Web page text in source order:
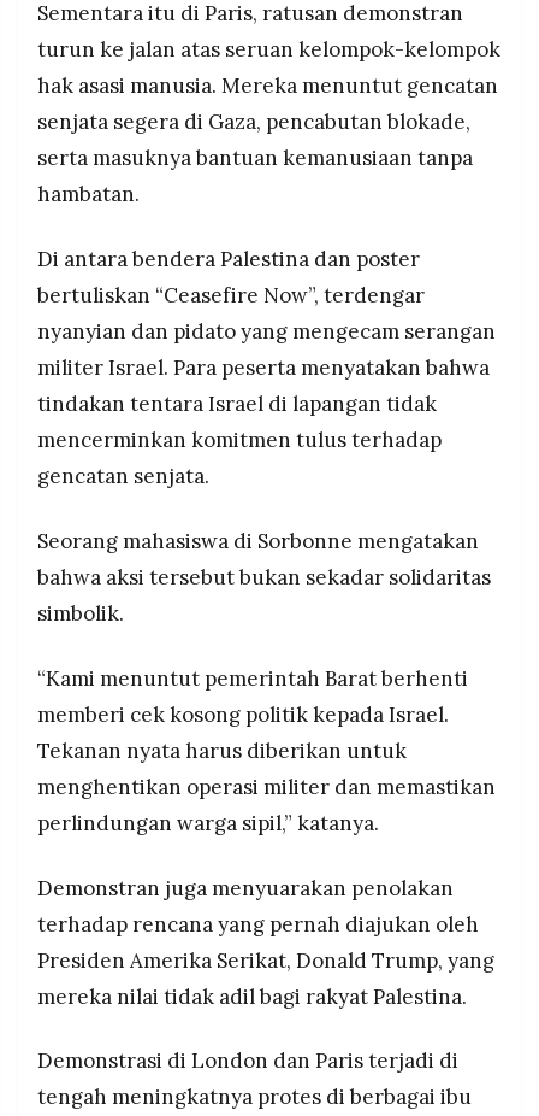
Sementara itu di Paris, ratusan demonstran
turun ke jalan atas seruan kelompok-kelompok
hak asasi manusia. Mereka menuntut gencatan
senjata segera di Gaza, pencabutan blokade,
serta masuknya bantuan kemanusiaan tanpa
hambatan.
Di antara bendera Palestina dan poster
bertuliskan “Ceasefire Now”, terdengar
nyanyian dan pidato yang mengecam serangan
militer Israel. Para peserta menyatakan bahwa
tindakan tentara Israel di lapangan tidak
mencerminkan komitmen tulus terhadap
gencatan senjata.
Seorang mahasiswa di Sorbonne mengatakan
bahwa aksi tersebut bukan sekadar solidaritas
simbolik.
“Kami menuntut pemerintah Barat berhenti
memberi cek kosong politik kepada Israel.
Tekanan nyata harus diberikan untuk
menghentikan operasi militer dan memastikan
perlindungan warga sipil,” katanya.
Demonstran juga menyuarakan penolakan
terhadap rencana yang pernah diajukan oleh
Presiden Amerika Serikat, Donald Trump, yang
mereka nilai tidak adil bagi rakyat Palestina.
Demonstrasi di London dan Paris terjadi di
tengah meningkatnya protes di berbagai ibu